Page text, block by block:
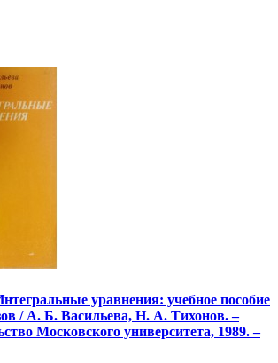
уравнения: учебное пособие
/ А. Б. Васильева, Н. А. Тихонов. –
Московского университета, 1989. –